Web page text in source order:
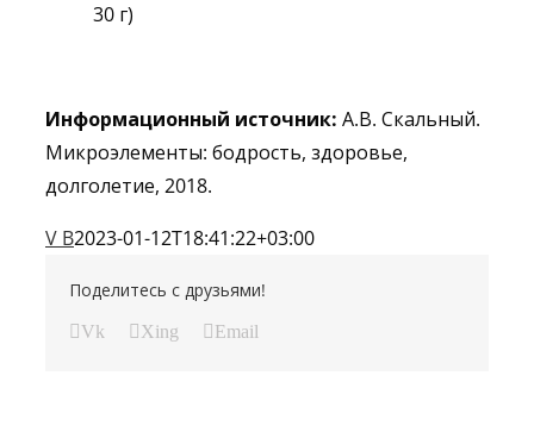
30 г)
Информационный источник: А.В. Скальный.
Микроэлементы: бодрость, здоровье,
долголетие, 2018.
V B2023-01-12T18:41:22+03:00
Поделитесь с друзьями!
Vk Xing Email